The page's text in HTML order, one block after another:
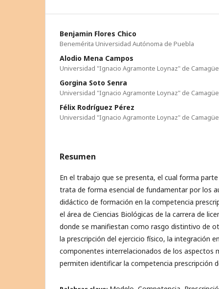
Benjamin Flores Chico
Benemérita Universidad Autónoma de Puebla
Alodio Mena Campos
Universidad "Ignacio Agramonte Loynaz" de
Gorgina Soto Senra
Universidad "Ignacio Agramonte Loynaz" de
Félix Rodríguez Pérez
Universidad "Ignacio Agramonte Loynaz" de
Resumen
En el trabajo que se presenta, el cual forma
trata de forma esencial de fundamentar por los
didáctico de formación en la competencia
el área de Ciencias Biológicas de la carrera de
donde se manifiestan como rasgo distintivo de
la prescripción del ejercicio físico, la integración
componentes interrelacionados de los aspectos
permiten identificar la competencia prescripción